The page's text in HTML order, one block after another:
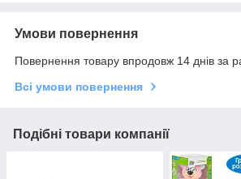
Умови повернення
Повернення товару впродовж 14 днів за
Всі умови повернення
Подібні товари компанії